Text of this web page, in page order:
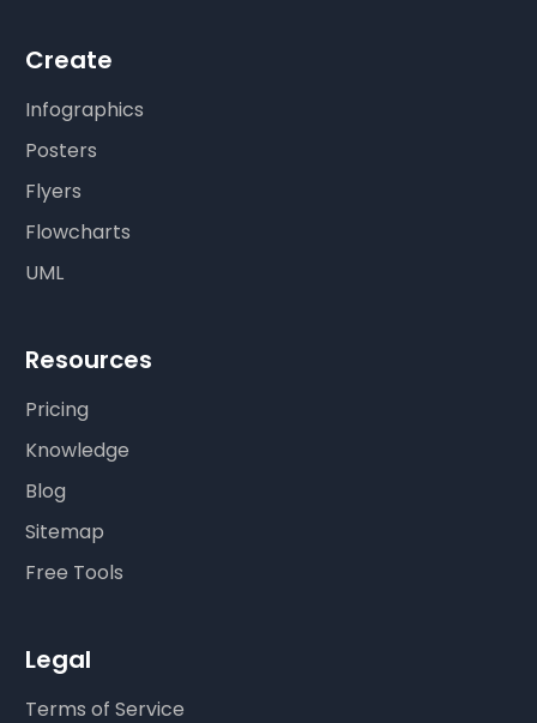
Create
Infographics
Posters
Flyers
Flowcharts
UML
Resources
Pricing
Knowledge
Blog
Sitemap
Free Tools
Legal
Terms of Service